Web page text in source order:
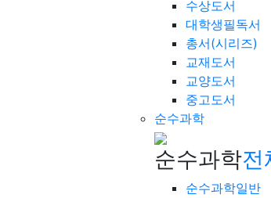
수상도서
대학생필독서
총서(시리즈)
교재도서
교양도서
중고도서
순수과학
순수과학전
순수과학일반